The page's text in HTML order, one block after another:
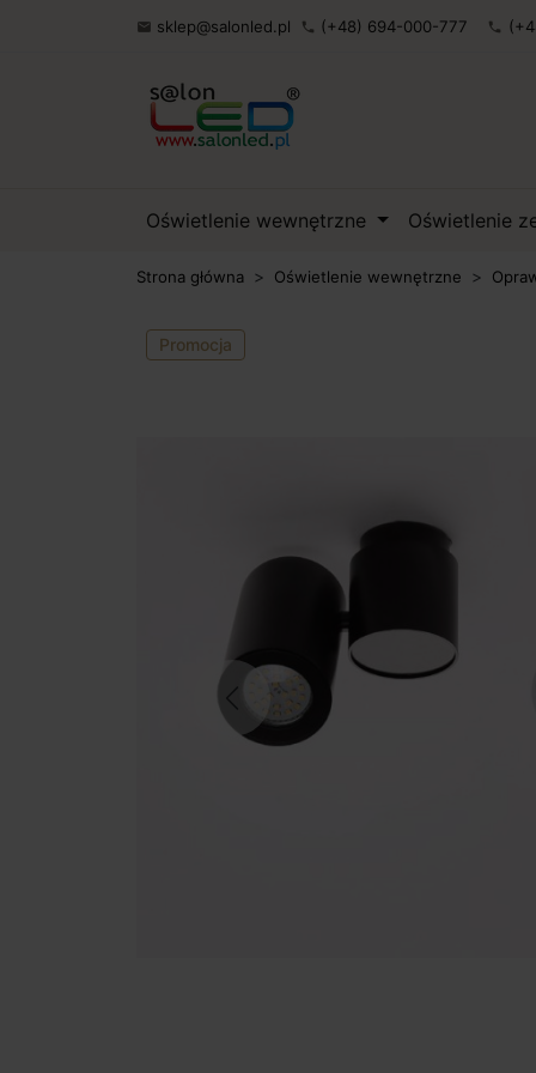
 sklep@salonled.pl phone (+48) 694-000-777 phone
Oświetlenie wewnętrzne Oświetlenie
Strona główna Oświetlenie wewnętrzne
Promocja